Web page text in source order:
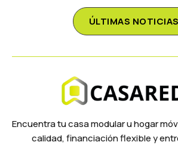
ÚLTIMAS NOTICIAS
Encuentra tu casa modular u hogar
calidad, financiación flexible y